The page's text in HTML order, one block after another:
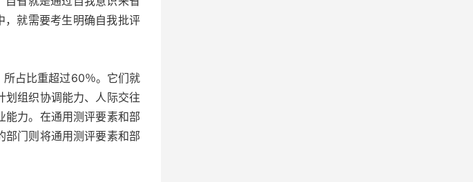
，就需要考生明确自我批评
占比重超过60％。它们就
划组织协调能力、人际交往
能力。在通用测评要素和部
部门则将通用测评要素和部